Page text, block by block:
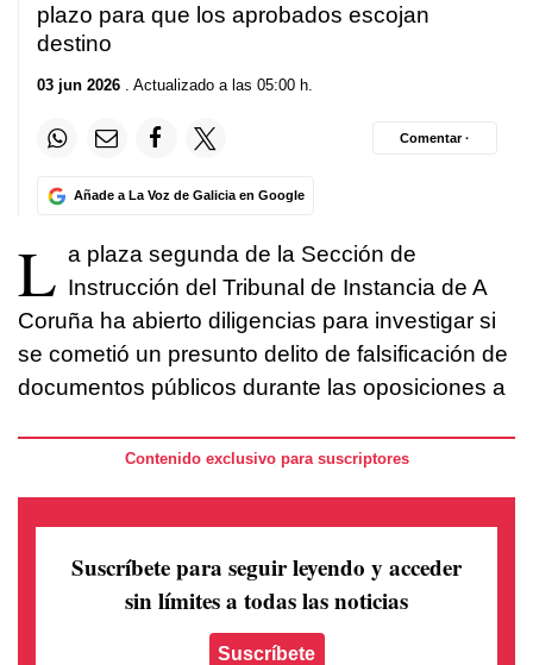
plazo para que los aprobados escojan
destino
03 jun 2026 . Actualizado a las 05:00 h.
Añade a La Voz de Galicia en Google
Comentar ·
L a plaza segunda de la Sección de
Instrucción del Tribunal de Instancia de A
Coruña ha abierto diligencias para investigar si
se cometió un presunto delito de falsificación de
documentos públicos durante las oposiciones a
Contenido exclusivo para suscriptores
Suscríbete para seguir leyendo y acceder
sin límites a todas las noticias
Suscríbete